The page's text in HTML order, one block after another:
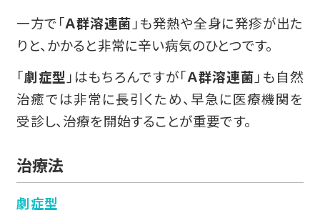
一方で「Ａ群溶連菌 」も発熱や全身に発疹が出た
りと、かかると非常に辛い病気のひとつです。
「劇症型 」はもちろんですが「Ａ群溶連菌 」も自然
治癒では非常に長引くため、早急に医療機関を
受診し、治療を開始することが重要です。
治療法
劇症型